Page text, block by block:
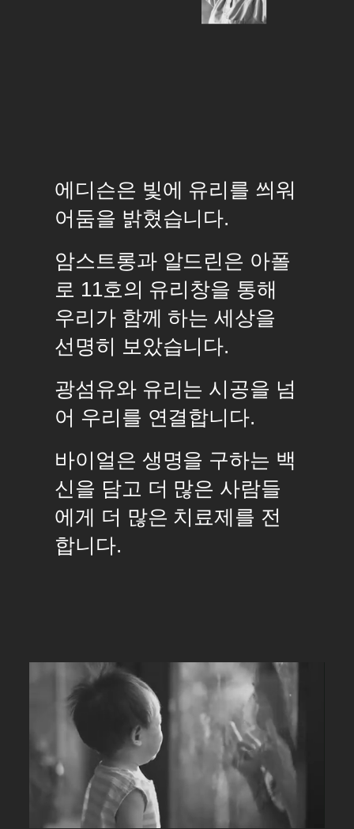
에디슨은 빛에 유리를 씌워
어둠을 밝혔습니다.
암스트롱과 알드린은 아폴
로 11호의 유리창을 통해
우리가 함께 하는 세상을
선명히 보았습니다.
광섬유와 유리는 시공을 넘
어 우리를 연결합니다.
바이얼은 생명을 구하는 백
신을 담고 더 많은 사람들
에게 더 많은 치료제를 전
합니다.